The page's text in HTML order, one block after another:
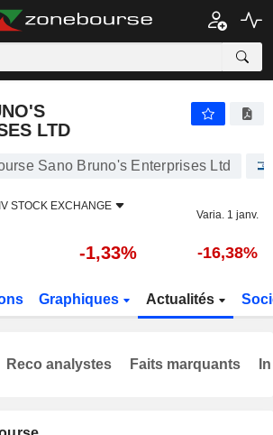
LTD
Sano Bruno's Enterprises Ltd
STOCK EXCHANGE
Varia. 1 janv.
-1,33% -16,38%
Graphiques Actualités
Reco analystes Faits marquants